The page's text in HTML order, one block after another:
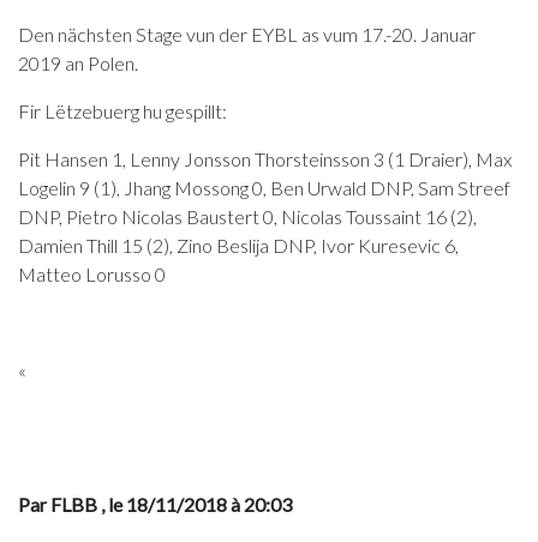
Den nächsten Stage vun der EYBL as vum 17.-20. Januar
2019 an Polen.
Fir Lëtzebuerg hu gespillt:
Pit Hansen 1, Lenny Jonsson Thorsteinsson 3 (1 Draier), Max
Logelin 9 (1), Jhang Mossong 0, Ben Urwald DNP, Sam Streef
DNP, Pietro Nicolas Baustert 0, Nicolas Toussaint 16 (2),
Damien Thill 15 (2), Zino Beslija DNP, Ivor Kuresevic 6,
Matteo Lorusso 0
«
Par FLBB , le 18/11/2018 à 20:03